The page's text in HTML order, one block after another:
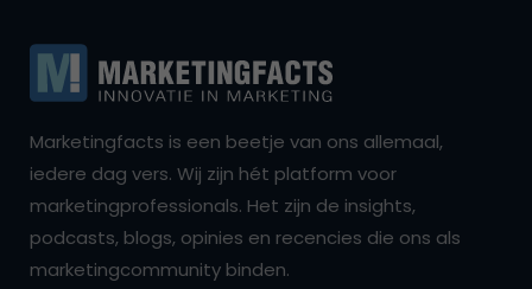
Marketingfacts is een beetje van ons allemaal,
iedere dag vers. Wij zijn hét platform voor
marketingprofessionals. Het zijn de insights,
podcasts, blogs, opinies en recencies die ons als
marketingcommunity binden.